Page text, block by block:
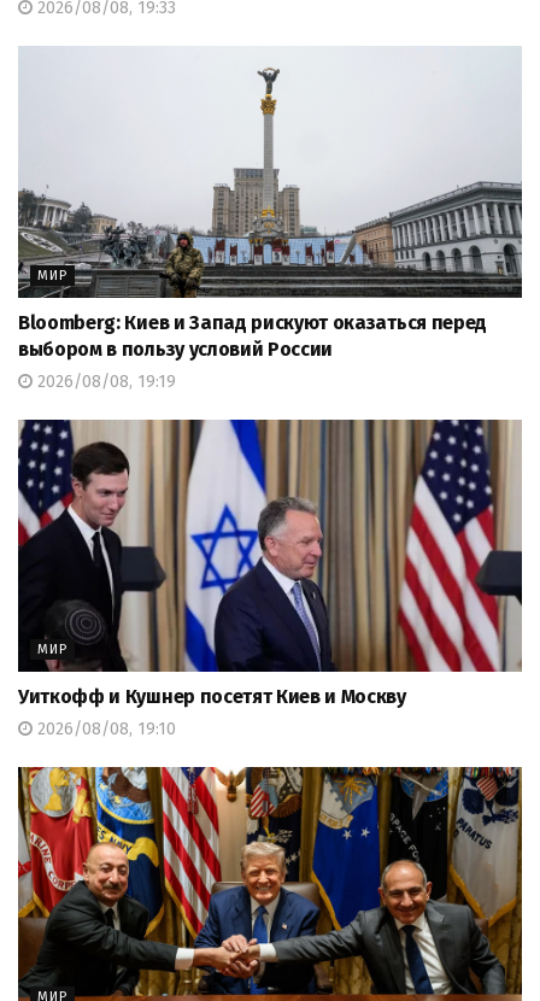
2026/08/08, 19:33
МИР
Bloomberg: Киев и Запад рискуют оказаться перед
выбором в пользу условий России
2026/08/08, 19:19
МИР
Уиткофф и Кушнер посетят Киев и Москву
2026/08/08, 19:10
МИР